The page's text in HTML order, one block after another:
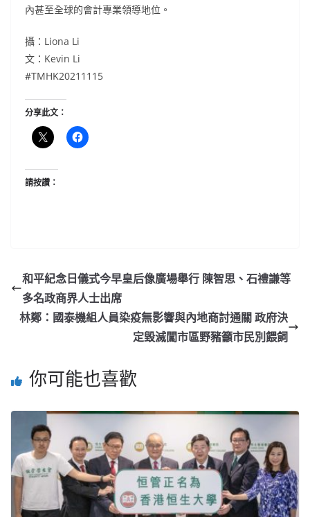
內甚至全球的會計專業領導地位。
攝：Liona Li
文：Kevin Li
#TMHK20211115
分享此文：
請按讚：
和平紀念日儀式今早皇后像廣場舉行 陳智思、石禮謙等
多名政商界人士出席
林鄭：國泰機組人員染疫無影響與內地商討通關 政府決
定毀滅闖市區野豬籲市民別餵飼
你可能也喜歡